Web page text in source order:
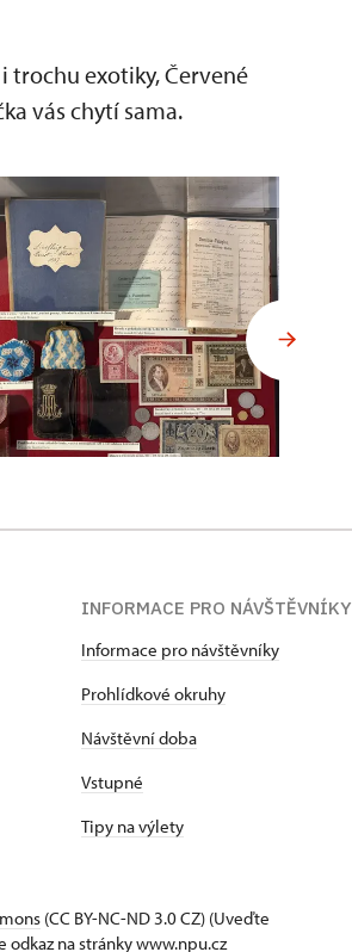
exotiky, Červené
vás chytí sama.
INFORMACE PRO NÁVŠTĚVNÍKY
Informace pro návštěvníky
Prohlídkové okruhy
Návštěvní doba
Vstupné
Tipy na výlety
(CC BY-NC-ND 3.0 CZ) (Uveďte
na stránky www.npu.cz